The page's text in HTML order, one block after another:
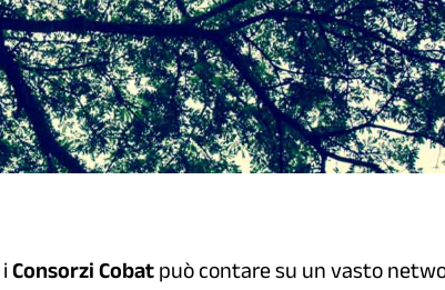
i Consorzi Cobat può contare su un vasto